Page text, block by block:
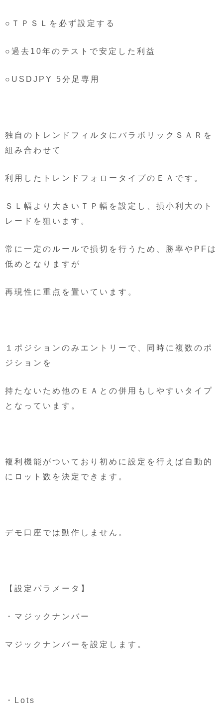
○ＴＰＳＬを必ず設定する
○過去10年のテストで安定した利益
○USDJPY 5分足専用
独自のトレンドフィルタにパラボリックＳＡＲを
組み合わせて
利用したトレンドフォロータイプのＥＡです。
ＳＬ幅より大きいＴＰ幅を設定し、損小利大のト
レードを狙います。
常に一定のルールで損切を行うため、勝率やPFは
低めとなりますが
再現性に重点を置いています。
１ポジションのみエントリーで、同時に複数のポ
ジションを
持たないため他のＥＡとの併用もしやすいタイプ
となっています。
複利機能がついており初めに設定を行えば自動的
にロット数を決定できます。
デモ口座では動作しません。
【設定パラメータ】
・マジックナンバー
マジックナンバーを設定します。
・Lots